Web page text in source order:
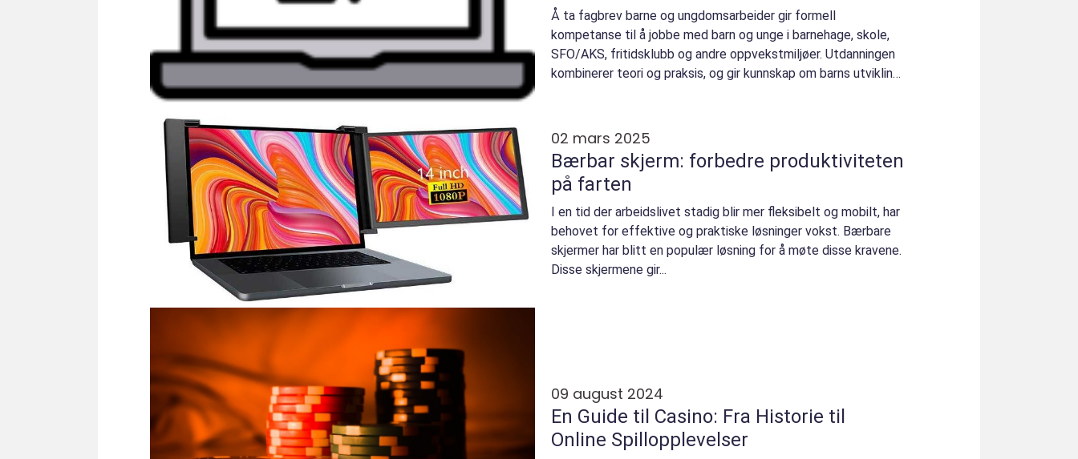
Å ta fagbrev barne og ungdomsarbeider gir formell
kompetanse til å jobbe med barn og unge i barnehage, skole,
SFO/AKS, fritidsklubb og andre oppvekstmiljøer. Utdanningen
kombinerer teori og praksis, og gir kunnskap om barns utvikling,
02 mars 2025
Bærbar skjerm: forbedre produktiviteten
på farten
I en tid der arbeidslivet stadig blir mer fleksibelt og mobilt, har
behovet for effektive og praktiske løsninger vokst. Bærbare
skjermer har blitt en populær løsning for å møte disse kravene.
Disse skjermene gir...
09 august 2024
En Guide til Casino: Fra Historie til
Online Spillopplevelser